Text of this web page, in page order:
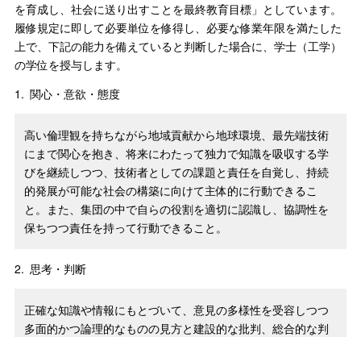
を育成し、社会に送り出すことを最終教育目標」としています。
履修規定に即して必要単位を修得し、必要な修業年限を満たした
上で、下記の能力を備えていると判断した場合に、学士（工学）
の学位を授与します。
1. 関心・意欲・態度
高い倫理観を持ちながら地域貢献から地球環境、最先端技術
にまで関心を抱き、将来にわたって独力で知識を吸収する学
びを継続しつつ、技術者としての課題と責任を自覚し、持続
的発展が可能な社会の構築に向けて主体的に行動できるこ
と。また、集団の中で自らの役割を適切に認識し、協調性を
保ちつつ責任を持って行動できること。
2. 思考・判断
正確な知識や情報にもとづいて、意見の多様性を受容しつつ
多面的かつ論理的なものの見方と建設的な批判、総合的な判